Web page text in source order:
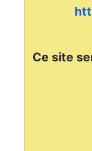
Ce site